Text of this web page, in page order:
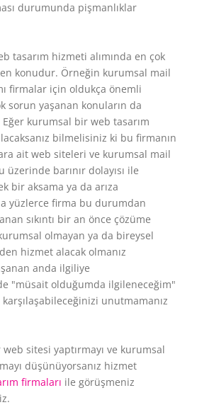
durumunda pişmanlıklar
tasarım hizmeti alımında en çok
konudur. Örneğin kurumsal mail
firmalar için oldukça önemli
sorun yaşanan konuların da
kurumsal bir web tasarım
bilmelisiniz ki bu firmanın
ait web siteleri ve kurumsal mail
üzerinde barınır dolayısı ile
bir aksama ya da arıza
yüzlerce firma bu durumdan
sıkıntı bir an önce çözüme
olmayan ya da bireysel
hizmet alacak olmanız
anda ilgiliye
"müsait olduğumda ilgileneceğim"
unutmamanız
sitesi yaptırmayı ve kurumsal
düşünüyorsanız hizmet
firmaları ile görüşmeniz